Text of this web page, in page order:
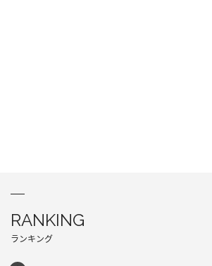
RANKING
ランキング